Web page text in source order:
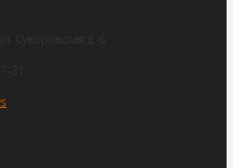
Суворовская д. 6
31